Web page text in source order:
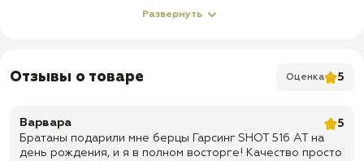
✅ Верх: комбинированный — натуральная кожа спилок «Велюр» и
нейлоновая ткань
✅ Подошва: ТЭП (термоэластопласт)
✅ Метод крепления подошвы: клеепрошивной
Развернуть
Отзывы о товаре Оценка 5
Варвара
5
Братаны подарили мне берцы Гарсинг SHOT 516 AT на
день рождения, и я в полном восторге! Качество просто